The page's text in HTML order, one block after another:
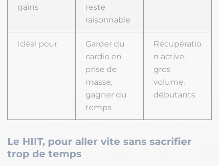
gains
reste
raisonnable
Idéal pour
Garder du
cardio en
prise de
masse,
gagner du
temps
Récupératio
n active,
gros
volume,
débutants
Le HIIT, pour aller vite sans sacrifier
trop de temps